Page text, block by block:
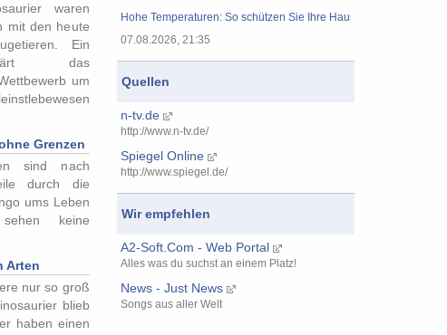
waren
mit den heute
Ein
das
um
Grenzen in »beispiellosem Tempo«
sind nach
durch die
ums Leben
sehen keine
Arten
nur so groß
blieb
haben einen
Hohe Temperaturen: So schützen Sie Ihre Haustiere vor Hitze
07.08.2026, 21:35
Quellen
n-tv.de
http://www.n-tv.de/
Spiegel Online
http://www.spiegel.de/
Wir empfehlen
A2-Soft.Com - Web Portal
Alles was du suchst an einem Platz!
News - Just News
Songs aus aller Welt